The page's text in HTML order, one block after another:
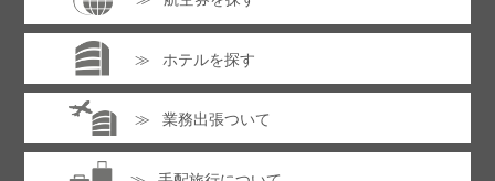
ホテルを探す
業務出張ついて